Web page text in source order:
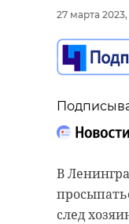
27 марта
В
след
участием
четыре
Около
поселения
Камри»,
Веста».